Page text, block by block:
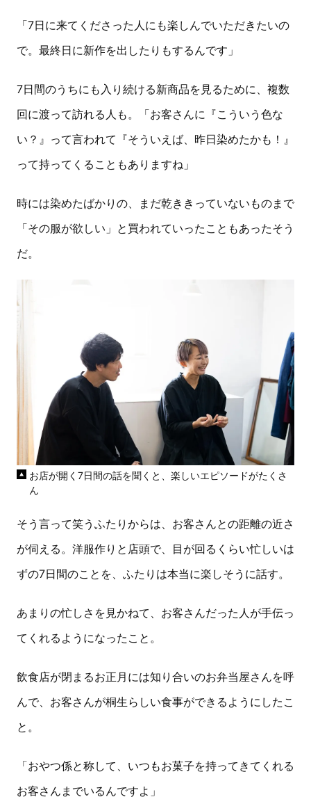
「7日に来てくださった人にも楽しんでいただきたいの
で。最終日に新作を出したりもするんです」
7日間のうちにも入り続ける新商品を見るために、複数
回に渡って訪れる人も。「お客さんに『こういう色な
い？』って言われて『そういえば、昨日染めたかも！』
って持ってくることもありますね」
時には染めたばかりの、まだ乾ききっていないものまで
「その服が欲しい」と買われていったこともあったそう
だ。
お店が開く7日間の話を聞くと、楽しいエピソードがたくさ
ん
そう言って笑うふたりからは、お客さんとの距離の近さ
が伺える。洋服作りと店頭で、目が回るくらい忙しいは
ずの7日間のことを、ふたりは本当に楽しそうに話す。
あまりの忙しさを見かねて、お客さんだった人が手伝っ
てくれるようになったこと。
飲食店が閉まるお正月には知り合いのお弁当屋さんを呼
んで、お客さんが桐生らしい食事ができるようにしたこ
と。
「おやつ係と称して、いつもお菓子を持ってきてくれる
お客さんまでいるんですよ」